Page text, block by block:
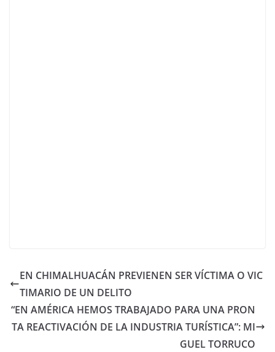
EN CHIMALHUACÁN PREVIENEN SER VÍCTIMA O VIC
TIMARIO DE UN DELITO
“EN AMÉRICA HEMOS TRABAJADO PARA UNA PRON
TA REACTIVACIÓN DE LA INDUSTRIA TURÍSTICA”: MI
GUEL TORRUCO